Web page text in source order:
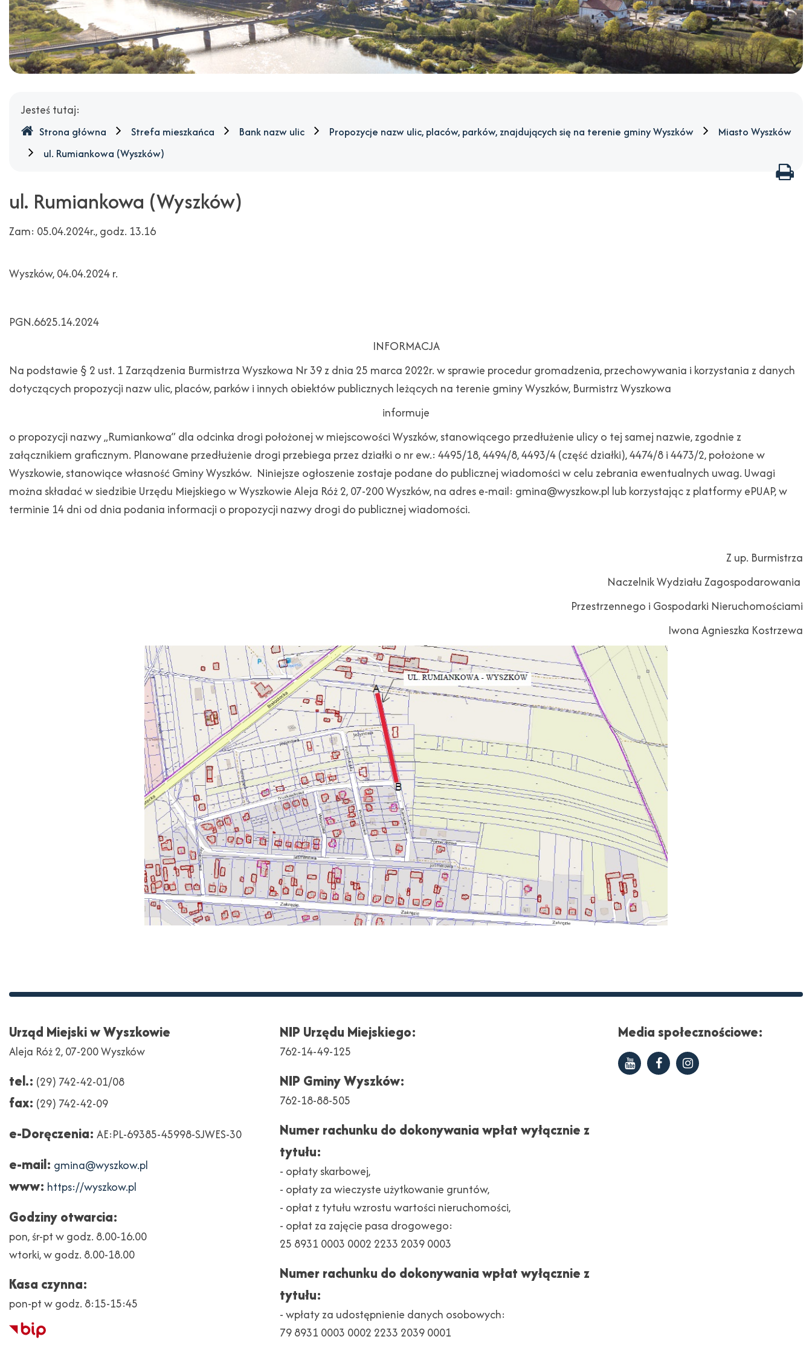
Gdzie
jesteśmy
Jesteś tutaj:
Strona główna Strefa mieszkańca Bank nazw ulic Propozycje nazw ulic, placów, parków, znajdujących się na terenie gminy Wyszków
Miasto Wyszków
ul. Rumiankowa (Wyszków)
ul. Rumiankowa (Wyszków)
Zam: 05.04.2024r., godz. 13.16
Wyszków, 04.04.2024 r.
PGN.6625.14.2024
INFORMACJA
Na podstawie § 2 ust. 1 Zarządzenia Burmistrza Wyszkowa Nr 39 z dnia 25 marca 2022r. w sprawie procedur gromadzenia, przechowywania i korzystania z danych
dotyczących propozycji nazw ulic, placów, parków i innych obiektów publicznych leżących na terenie gminy Wyszków, Burmistrz Wyszkowa
informuje
o propozycji nazwy „Rumiankowa” dla odcinka drogi położonej w miejscowości Wyszków, stanowiącego przedłużenie ulicy o tej samej nazwie, zgodnie z
załącznikiem graficznym. Planowane przedłużenie drogi przebiega przez działki o nr ew.: 4495/18, 4494/8, 4493/4 (część działki), 4474/8 i 4473/2, położone w
Wyszkowie, stanowiące własność Gminy Wyszków. Niniejsze ogłoszenie zostaje podane do publicznej wiadomości w celu zebrania ewentualnych uwag. Uwagi
można składać w siedzibie Urzędu Miejskiego w Wyszkowie Aleja Róż 2, 07-200 Wyszków, na adres e-mail: gmina@wyszkow.pl lub korzystając z platformy ePUAP, w
terminie 14 dni od dnia podania informacji o propozycji nazwy drogi do publicznej wiadomości.
Z up. Burmistrza
Naczelnik Wydziału Zagospodarowania
Przestrzennego i Gospodarki Nieruchomościami
Iwona Agnieszka Kostrzewa
Stopka
Adres
Urząd Miejski w Wyszkowie
Aleja Róż 2, 07-200 Wyszków
tel.: (29) 742-42-01/08
fax: (29) 742-42-09
e-Doręczenia: AE:PL-69385-45998-SJWES-30
e-mail: gmina@wyszkow.pl
www: https://wyszkow.pl
Godziny otwarcia:
pon, śr-pt w godz. 8.00-16.00
wtorki, w godz. 8.00-18.00
Kasa czynna:
pon-pt w godz. 8:15-15:45
Biuletyn
NIP Urzędu Miejskiego:
762-14-49-125
NIP Gminy Wyszków:
762-18-88-505
Numer rachunku do dokonywania wpłat wyłącznie z
tytułu:
- opłaty skarbowej,
- opłaty za wieczyste użytkowanie gruntów,
- opłat z tytułu wzrostu wartości nieruchomości,
- opłat za zajęcie pasa drogowego:
25 8931 0003 0002 2233 2039 0003
Numer rachunku do dokonywania wpłat wyłącznie z
tytułu:
- wpłaty za udostępnienie danych osobowych:
79 8931 0003 0002 2233 2039 0001
Media społecznościowe:
YoutubeFacebookInstagram